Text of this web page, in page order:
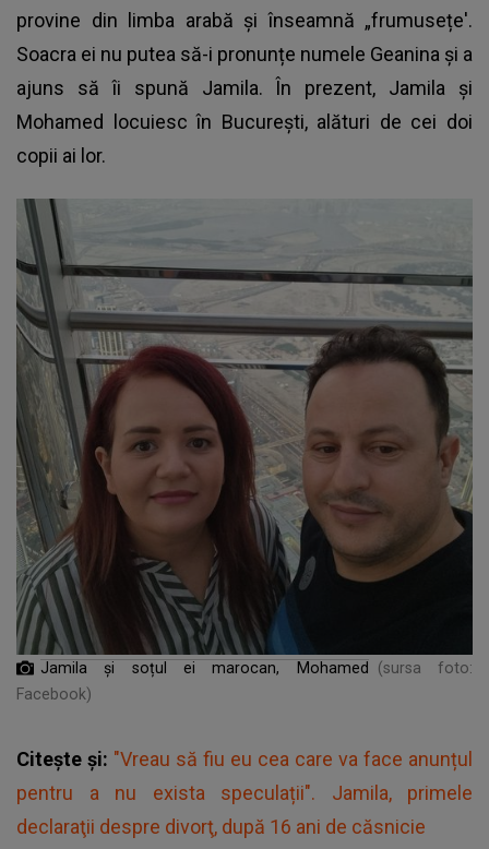
provine din limba arabă și înseamnă „frumusețe'.
Soacra ei nu putea să-i pronunțe numele Geanina și a
ajuns să îi spună Jamila. În prezent, Jamila și
Mohamed locuiesc în București, alături de cei doi
copii ai lor.
Jamila și soțul ei marocan, Mohamed
(sursa foto:
Facebook)
Citește și: "Vreau să fiu eu cea care va face anunțul
pentru a nu exista speculații". Jamila, primele
declaraţii despre divorţ, după 16 ani de căsnicie